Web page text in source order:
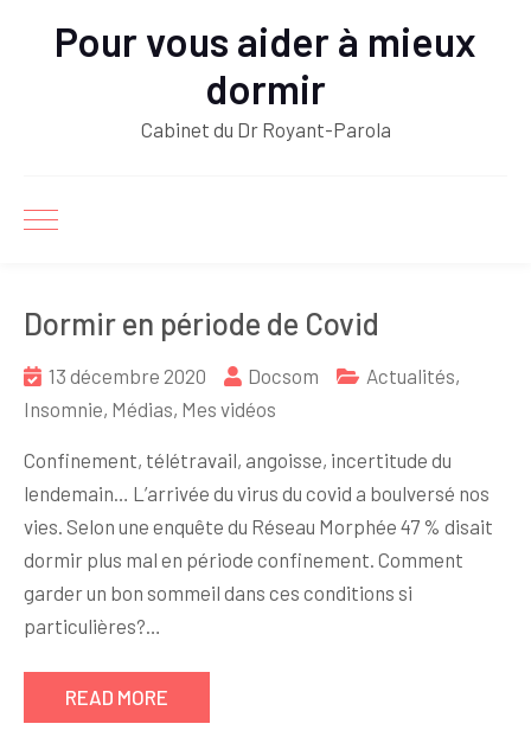
Pour vous aider à mieux
dormir
Cabinet du Dr Royant-Parola
Dormir en période de Covid
13 décembre 2020 Docsom Actualités,
Insomnie, Médias, Mes vidéos
Confinement, télétravail, angoisse, incertitude du
lendemain… L’arrivée du virus du covid a boulversé nos
vies. Selon une enquête du Réseau Morphée 47 % disait
dormir plus mal en période confinement. Comment
garder un bon sommeil dans ces conditions si
particulières?…
READ MORE